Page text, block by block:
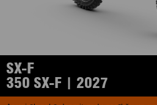
SX-F
350 SX-F | 2027